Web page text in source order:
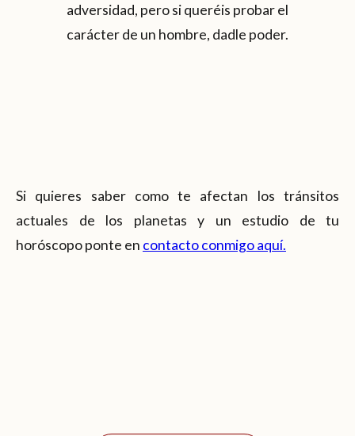
adversidad, pero si queréis probar el
carácter de un hombre, dadle poder.
Si quieres saber como te afectan los tránsitos
actuales de los planetas y un estudio de tu
horóscopo ponte en contacto conmigo aquí.